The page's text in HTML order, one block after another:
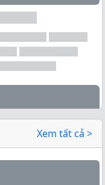
Xem tất cả >